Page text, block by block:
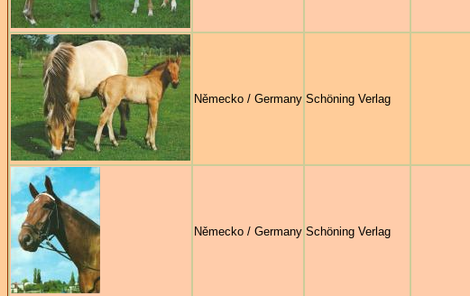
Německo / Germany Schöning Verlag
Německo / Germany Schöning Verlag